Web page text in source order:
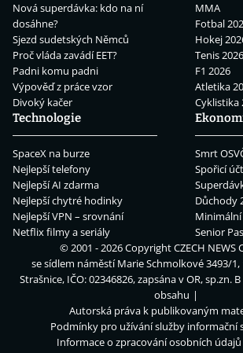
Nová superdávka: kdo na ní
dosáhne?
Sjezd sudetských Němců
Proč vláda zavádí EET?
Padni komu padni
Výpověď z práce vzor
Divoký kačer
MMA
Fotbal
Hokej
Tenis 2026
F1 2026
Atletika
Cyklistika
Technologie
SpaceX na burze
Nejlepší telefony
Nejlepší AI zdarma
Nejlepší chytré hodinky
Nejlepší VPN – srovnání
Netflix filmy a seriály
Smrt
Spořicí
Důchody
Minimální
Senior
© 2001 - 2026 CopyrightCZECH NEWS
se sídlem náměstí Marie Schmolkové 3493/1,
Strašnice, IČO: 02346826, zapsána v OR, sp.zn.
obsahu
Autorská práva k publikovaným
Podmínky pro užívání služby informační
Informace o zpracování osobních údajů